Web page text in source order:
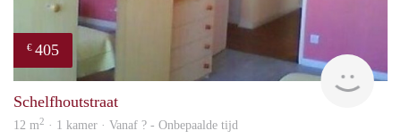
€ 405
Schelfhoutstraat
12 m2 · 1 kamer · Vanaf ? - Onbepaalde tijd